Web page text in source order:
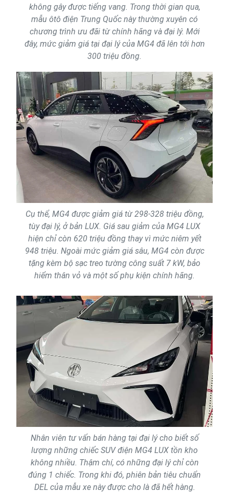
không gây được tiếng vang. Trong thời gian qua,
mẫu ôtô điện Trung Quốc này thường xuyên có
chương trình ưu đãi từ chính hãng và đại lý. Mới
đây, mức giảm giá tại đại lý của MG4 đã lên tới hơn
300 triệu đồng.
Cụ thể, MG4 được giảm giá từ 298-328 triệu đồng,
tùy đại lý, ở bản LUX. Giá sau giảm của MG4 LUX
hiện chỉ còn 620 triệu đồng thay vì mức niêm yết
948 triệu. Ngoài mức giảm giá sâu, MG4 còn được
tặng kèm bộ sạc treo tường công suất 7 kW, bảo
hiểm thân vỏ và một số phụ kiện chính hãng.
Nhân viên tư vấn bán hàng tại đại lý cho biết số
lượng những chiếc SUV điện MG4 LUX tồn kho
không nhiều. Thậm chí, có những đại lý chỉ còn
đúng 1 chiếc. Trong khi đó, phiên bản tiêu chuẩn
DEL của mẫu xe này được cho là đã hết hàng.